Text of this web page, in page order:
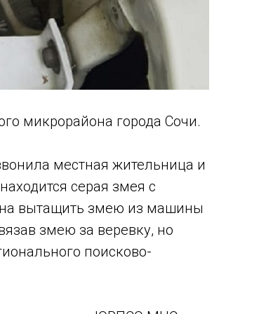
микрорайона города Сочи.
местная жительница и
серая змея с
вытащить змею из машины
змею за веревку, но
поисково-